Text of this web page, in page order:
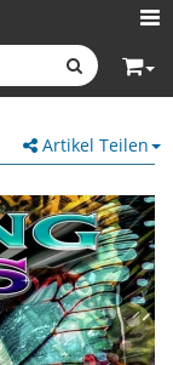
Artikel Teilen